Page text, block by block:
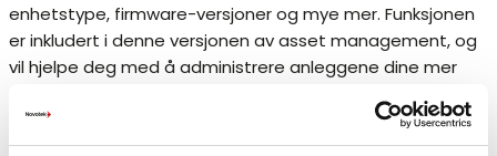
enhetstype, firmware-versjoner og mye mer. Funksjonen
er inkludert i denne versjonen av asset management, og
vil hjelpe deg med å administrere anleggene dine mer